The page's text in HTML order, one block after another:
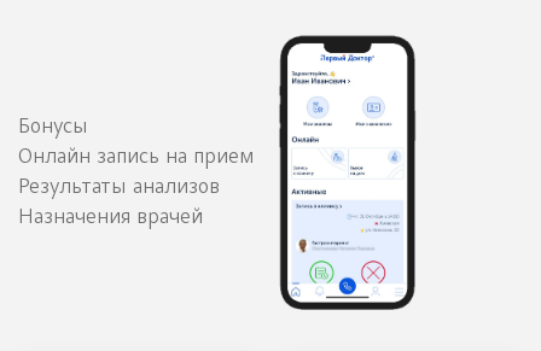
Бонусы
Онлайн запись на прием
Результаты анализов
Назначения врачей